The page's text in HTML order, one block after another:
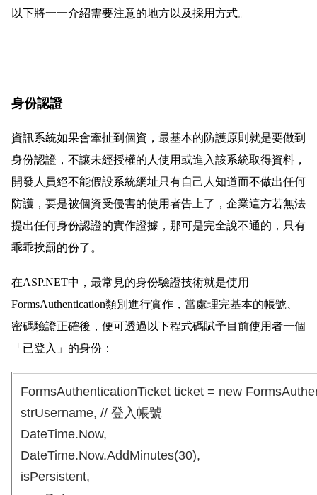
以下將一一介紹需要注意的地方以及採用方式。
身份認證
資訊系統如果會牽扯到個資，最基本的防護原則就是要做到
身份認證，不讓未經授權的人使用或進入該系統取得資料，
開發人員絕不能假設系統網址只有自己人知道而不做出任何
防護，要是被個資受侵害的使用者告上了，企業這方若無法
提出任何身份認證的實作證據，那可是完全說不通的，只有
乖乖挨罰的份了。
在ASP.NET中，最常見的身份驗證技術就是使用
FormsAuthentication類別進行實作，當處理完基本的帳號、
密碼驗證正確後，便可透過以下程式碼賦予目前使用者一個
「已登入」的身份：
FormsAuthenticationTicket ticket = new
strUsername, // 登入帳號
DateTime.Now,
DateTime.Now.AddMinutes(30),
isPersistent,